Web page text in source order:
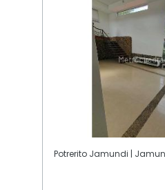
Potrerito Jamundi |